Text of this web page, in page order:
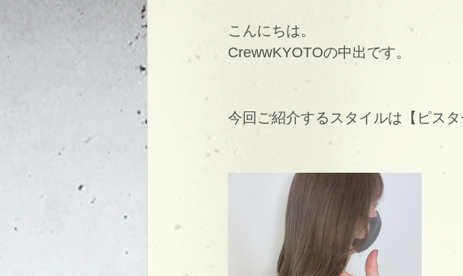
こんにちは。
CrewwKYOTOの中出です。
今回ご紹介するスタイルは【ピスタ